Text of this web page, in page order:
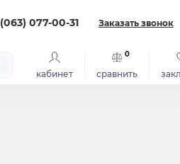
(063) 077-00-31 Заказать звонок
кабинет сравнить
0